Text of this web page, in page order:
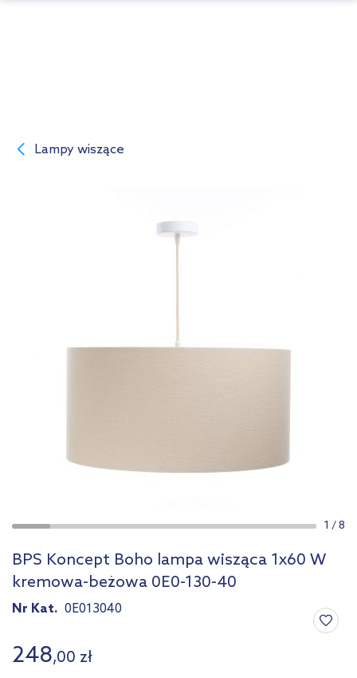
Lampy wiszące
1 /8
BPS Koncept Boho lampa wisząca 1x60 W
kremowa-beżowa 0E0-130-40
Nr Kat. 0E013040
248,00 zł